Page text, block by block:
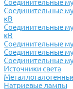
Соединительные
Соединительные
кВ
Соединительные
кВ
Соединительные
Соединительные
Соединительные
Источники света
Натриевые лампы